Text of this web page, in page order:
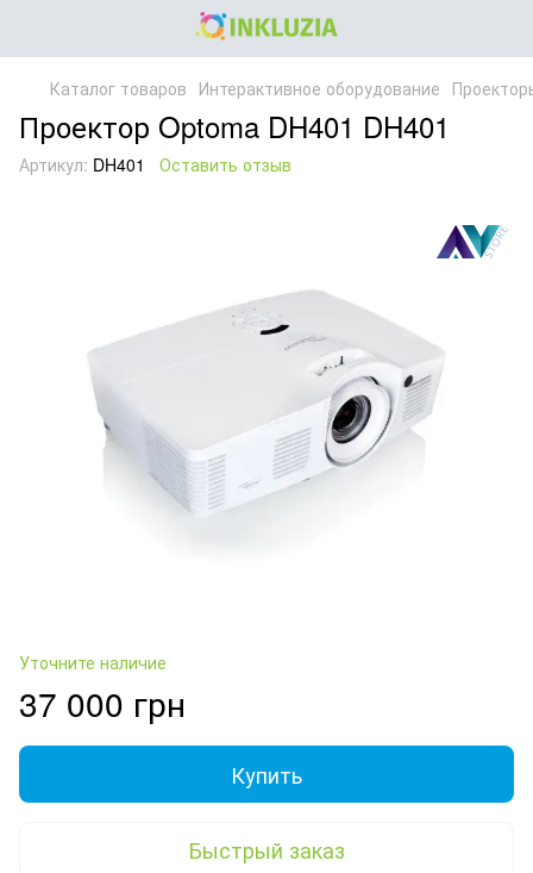
Каталог товаров Интерактивное оборудование
Проектор Optoma DH401 DH401
Артикул: DH401 Оставить отзыв
Уточните наличие
37 000 грн
Купить
Быстрый заказ